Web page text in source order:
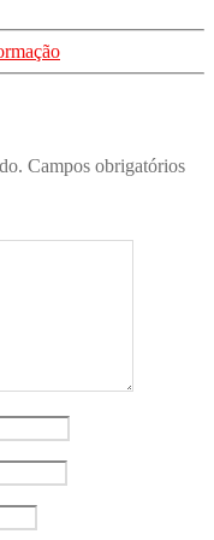
2024
em Destaque
Artigos 2022
2024,
(0)
Campos obrigatórios